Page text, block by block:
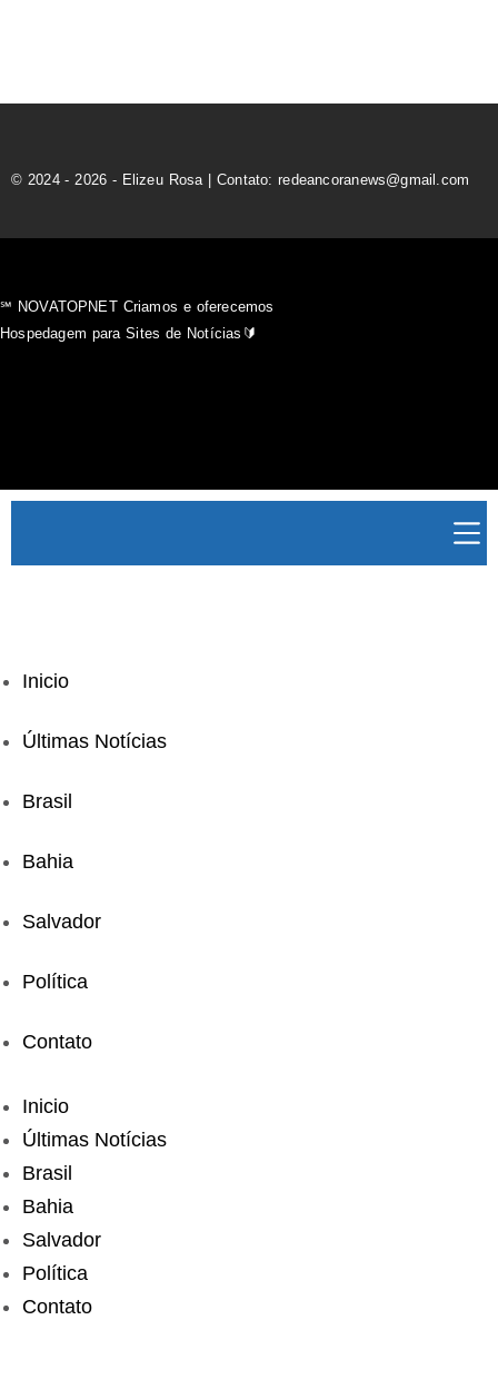
© 2024 - 2026 - Elizeu Rosa | Contato: redeancoranews@gmail.com
℠ NOVATOPNET Criamos e oferecemos
Hospedagem para Sites de Notícias🔰
Inicio
Últimas Notícias
Brasil
Bahia
Salvador
Política
Contato
Inicio
Últimas Notícias
Brasil
Bahia
Salvador
Política
Contato